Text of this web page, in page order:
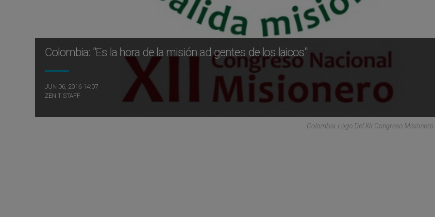
Colombia: "Es la hora de la misión ad gentes de los laicos"
JUN 06, 2016 14:07
ZENIT STAFF
Colombia: Logo Del XII Congreso